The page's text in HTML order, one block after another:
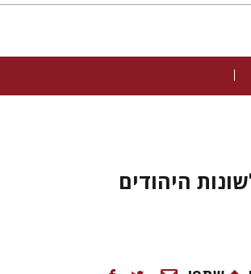
היהודים